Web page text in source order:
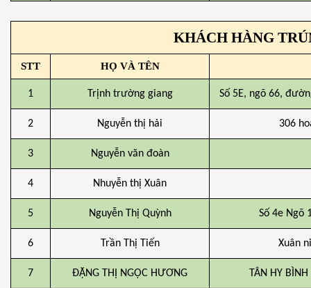
KHÁCH HÀNG
STT HỌ VÀ TÊN
1 Trịnh trường giang Số 5E, ngõ 66,
2 Nguyễn thị hải 306
3 Nguyễn văn đoàn
4 Nhuyễn thị Xuân
5 Nguyễn Thị Quỳnh Số 4e Ngõ
6 Trần Thị Tiến Xuân
7 ĐẶNG THỊ NGỌC HƯƠNG TÂN HY